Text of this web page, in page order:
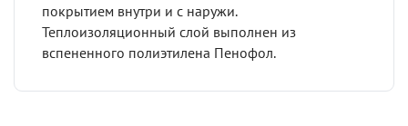
покрытием внутри и с наружи.
Теплоизоляционный слой выполнен из
вспененного полиэтилена Пенофол.